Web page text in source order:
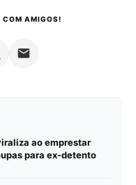
COM AMIGOS!
ao emprestar
para ex-detento